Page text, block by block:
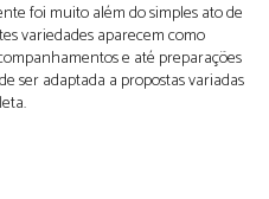
foi muito além do simples ato de
variedades aparecem como
e até preparações
ser adaptada a propostas variadas